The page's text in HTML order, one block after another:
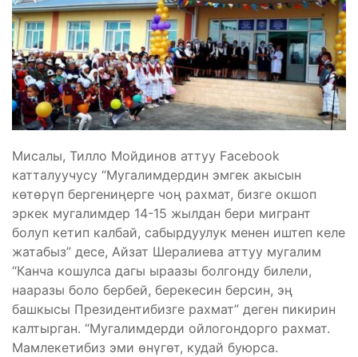
Мисалы, Тилло Мойдинов аттуу Facebook
катталуучусу “Мугалимдердин эмгек акысын
көтөрүп бергениңерге чоң рахмат, бизге окшоп
эркек мугалимдер 14-15 жылдан бери мигрант
болуп кетип калбай, сабырдуулук менен иштеп келе
жатабыз” десе, Айзат Шералиева аттуу мугалим
“Канча кошулса дагы ыраазы болгонду билели,
нааразы боло бербей, берекесин берсин, эң
башкысы Президентибизге рахмат” деген пикирин
калтырган. “Мугалимдерди ойлогондорго рахмат.
Мамлекетибиз эми өнүгөт, кудай буюрса.